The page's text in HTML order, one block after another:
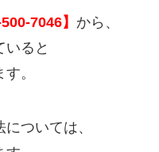
7046】 から、
いると
。
ついては、